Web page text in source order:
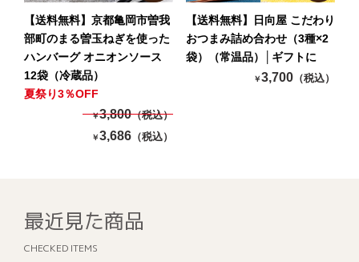
【送料無料】京都亀岡市曽我
部町のまる曽玉ねぎを使った
ハンバーグ オニオンソース
12袋（冷蔵品）
夏祭り3％OFF
￥3,800（税込）
￥3,686 （税込）
【送料無料】日向屋 こだわり
おつまみ詰め合わせ（3種×2
袋）（常温品）│ギフトに
￥3,700 （税込）
最近見た商品
CHECKED ITEMS